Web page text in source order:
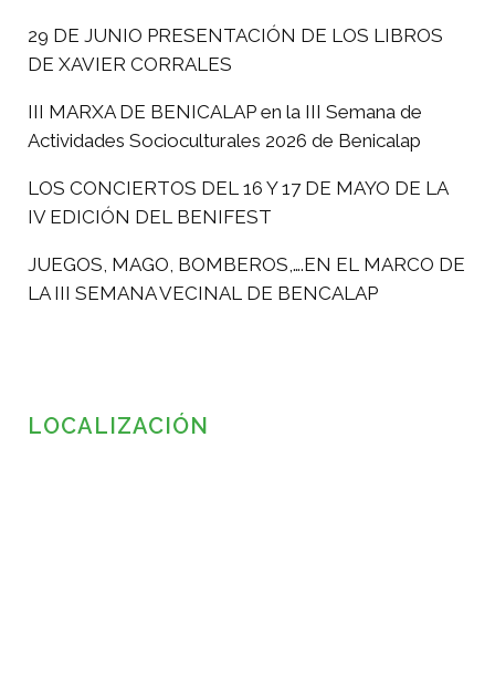
29 DE JUNIO PRESENTACIÓN DE LOS LIBROS
DE XAVIER CORRALES
III MARXA DE BENICALAP en la III Semana de
Actividades Socioculturales 2026 de Benicalap
LOS CONCIERTOS DEL 16 Y 17 DE MAYO DE LA
IV EDICIÓN DEL BENIFEST
JUEGOS, MAGO, BOMBEROS,….EN EL MARCO DE
LA III SEMANA VECINAL DE BENCALAP
LOCALIZACIÓN